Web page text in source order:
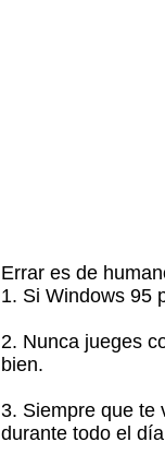
Errar es de
1. Si Windows 95
2. Nunca jueges
bien.
3. Siempre que te
durante todo el